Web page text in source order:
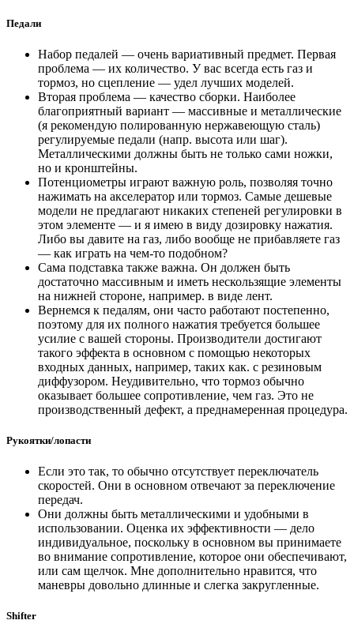
Педали
Набор педалей — очень вариативный предмет. Первая
проблема — их количество. У вас всегда есть газ и
тормоз, но сцепление — удел лучших моделей.
Вторая проблема — качество сборки. Наиболее
благоприятный вариант — массивные и металлические
(я рекомендую полированную нержавеющую сталь)
регулируемые педали (напр. высота или шаг).
Металлическими должны быть не только сами ножки,
но и кронштейны.
Потенциометры играют важную роль, позволяя точно
нажимать на акселератор или тормоз. Самые дешевые
модели не предлагают никаких степеней регулировки в
этом элементе — и я имею в виду дозировку нажатия.
Либо вы давите на газ, либо вообще не прибавляете газ
— как играть на чем-то подобном?
Сама подставка также важна. Он должен быть
достаточно массивным и иметь нескользящие элементы
на нижней стороне, например. в виде лент.
Вернемся к педалям, они часто работают постепенно,
поэтому для их полного нажатия требуется большее
усилие с вашей стороны. Производители достигают
такого эффекта в основном с помощью некоторых
входных данных, например, таких как. с резиновым
диффузором. Неудивительно, что тормоз обычно
оказывает большее сопротивление, чем газ. Это не
производственный дефект, а преднамеренная процедура.
Рукоятки/лопасти
Если это так, то обычно отсутствует переключатель
скоростей. Они в основном отвечают за переключение
передач.
Они должны быть металлическими и удобными в
использовании. Оценка их эффективности — дело
индивидуальное, поскольку в основном вы принимаете
во внимание сопротивление, которое они обеспечивают,
или сам щелчок. Мне дополнительно нравится, что
маневры довольно длинные и слегка закругленные.
Shifter